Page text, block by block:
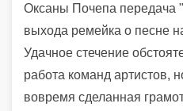
Оксаны Почепа передача
выхода ремейка о песне
Удачное стечение
работа команд артистов,
вовремя сделанная